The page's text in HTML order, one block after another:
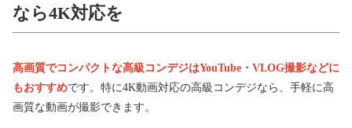
なら4K対応を
高画質でコンパクトな高級コンデジはYouTube・VLOG撮影などに
もおすすめです。特に4K動画対応の高級コンデジなら、手軽に高
画質な動画が撮影できます。